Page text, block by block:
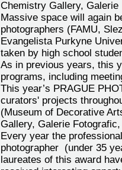
Chemistry Gallery,
Massive space will again
photographers (FAMU,
Evangelista Purkyne
taken by high school
As in previous years, this
programs, including
This year’s PRAGUE
curators' projects
(Museum of Decorative
Gallery, Galerie
Every year the
photographer (under 35
laureates of this award